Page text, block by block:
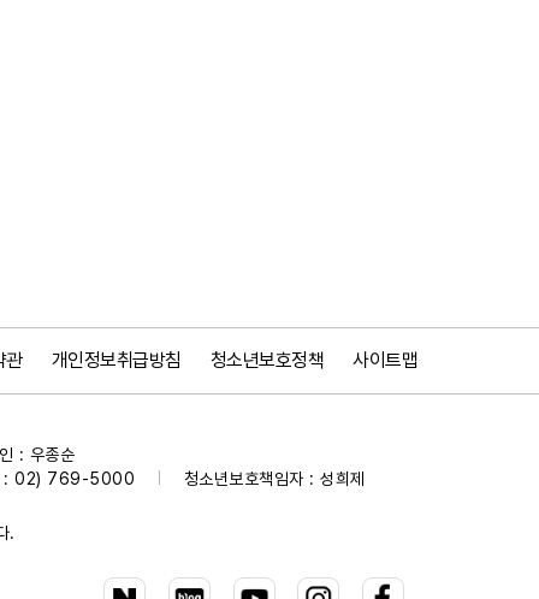
관 개인정보취급방침 청소년보호정책 사이트맵
: 우종순
: 02) 769-5000
청소년보호책임자 : 성희제
.